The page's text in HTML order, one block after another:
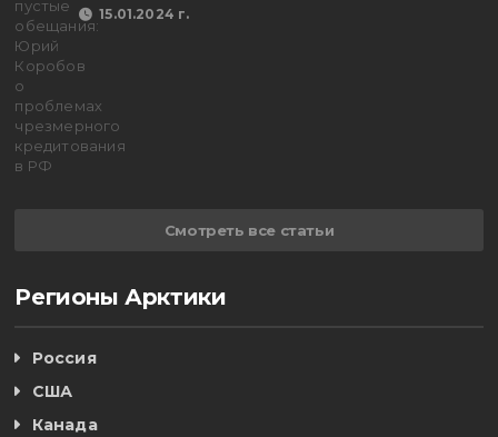
15.01.2024 г.
Смотреть все статьи
Регионы Арктики
Россия
США
Канада